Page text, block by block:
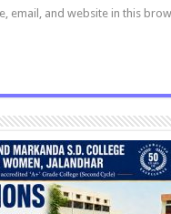
email, and website in this